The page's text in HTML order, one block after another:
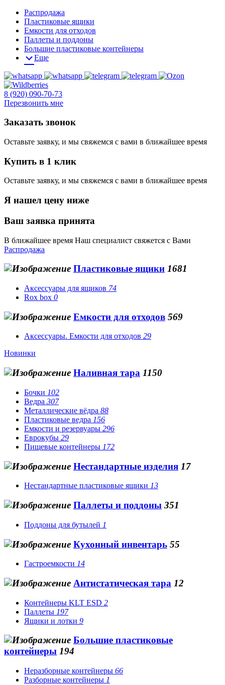
Распродажа
Пластиковые ящики
Емкости для отходов
Паллеты и поддоны
Большие пластиковые контейнеры
Еще
8 (920) 090-70-73
Перезвонить мне
Заказать звонок
Оставьте заявку, и мы свяжемся с вами в ближайшее время
Купить в 1 клик
Оставьте заявку, и мы свяжемся с вами в ближайшее время
Я нашел цену ниже
Ваш заявка принята
В ближайшее время Наш специалист свяжется с Вами
Распродажа
Пластиковые ящики 1681
Аксессуары для ящиков 74
Rox box 0
Емкости для отходов 569
Аксессуары. Емкости для отходов 29
Новинки
Наливная тара 1150
Бочки 102
Ведра 307
Металлические вёдра 88
Пластиковые ведра 156
Емкости и резервуары 296
Еврокубы 29
Пищевые контейнеры 172
Нестандартные изделия 17
Нестандартные пластиковые ящики 13
Паллеты и поддоны 351
Поддоны для бутылей 1
Кухонный инвентарь 55
Гастроемкости 14
Антистатическая тара 12
Контейнеры KLT ESD 2
Паллеты 197
Ящики и лотки 9
Большие пластиковые
контейнеры 194
Неразборные контейнеры 66
Разборные контейнеры 1